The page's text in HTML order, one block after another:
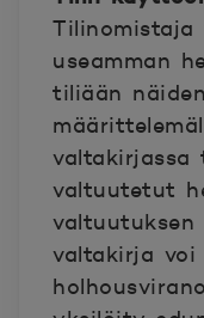
useamman
tiliään
valtuutetut
valtuutuksen
valtakirja voi